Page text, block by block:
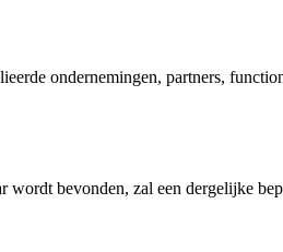
ondernemingen, partners,
bevonden, zal een dergelijke